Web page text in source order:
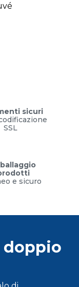
sicuri
SSL
e sicuro